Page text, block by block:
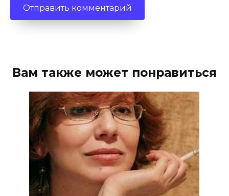
Вам также может понравиться